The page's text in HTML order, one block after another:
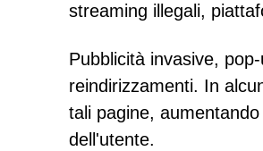
streaming illegali,
Pubblicità invasive,
reindirizzamenti. In
tali pagine,
dell'utente.